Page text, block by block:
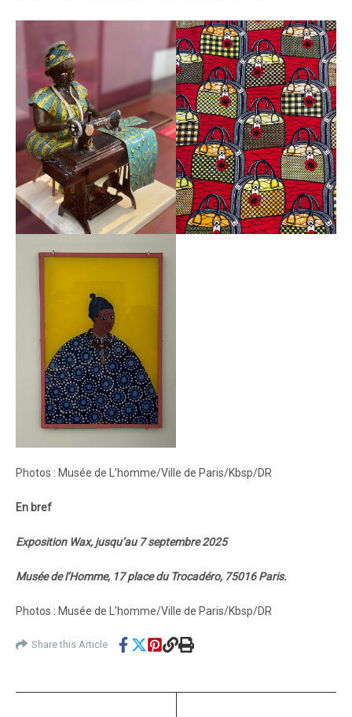
Photos : Musée de L’homme/Ville de Paris/Kbsp/DR
En bref
Exposition Wax, jusqu’au 7 septembre 2025
Musée de l’Homme, 17 place du Trocadéro, 75016 Paris.
Photos : Musée de L’homme/Ville de Paris/Kbsp/DR
Share this Article